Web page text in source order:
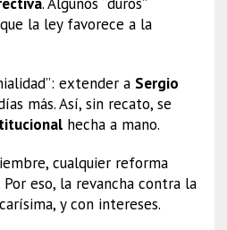
la ley favorece a la
extender a Sergio
más. Así, sin recato, se
hecha a mano.
cualquier reforma
eso, la revancha contra la
y con intereses.